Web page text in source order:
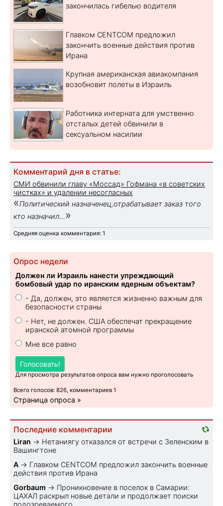
закончилась гибелью водителя
Главком CENTCOM предложил
закончить военные действия против
Ирана
Крупная американская авиакомпания
возобновит полеты в Израиль
Работника интерната для умственно
отсталых детей обвинили в
сексуальном насилии
Комментарий дня в статье:
СМИ обвинили главу «Моссад» Гофмана «в советских
чистках» и удалении несогласных
«Политический назначенец,отрабатывает заказ того
кто назначил... »
Средняя оценка комментария: 1
Опрос недели
Должен ли Израиль нанести упреждающий
бомбовый удар по иранским ядерным объектам?
- Да, должен, это является жизненно важным для
безопасности страны
- Нет, не должен. США обеспечат прекращение
иранской атомной программы
Мне все равно
Голосовать!
Для просмотра результатов опроса вам нужно проголосовать
Всего голосов: 826, комментариев 1
Страница опроса »
Последние комментарии
Liran → Нетаниягу отказался от встречи с Зеленским в
Вашингтоне
A → Главком CENTCOM предложил закончить военные
действия против Ирана
Gorbaum → Проникновение в поселок в Самарии:
ЦАХАЛ раскрыл новые детали и продолжает поиски
подозреваемого